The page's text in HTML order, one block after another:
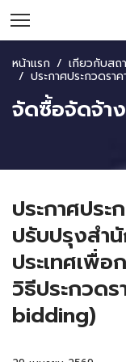
หน้าแรก เกี่ยวกับสถ
ประกาศประกวดราคาจ้างก่อสร้างปรับปรุงสำนักงานสถาบันระหว่างประเทศ
จัดซื้อจัดจ้าง
ประกาศประ
ปรับปรุงสำ
ประเทศเพื่
วิธีประกวด
bidding)